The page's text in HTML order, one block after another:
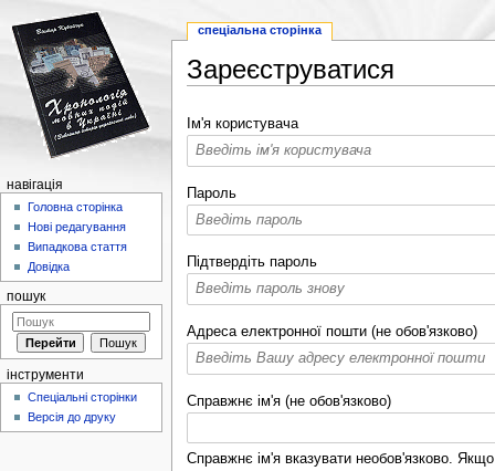
Зареєструватися
Ім'я користувача
Пароль
Підтвердіть пароль
Адреса електронної пошти (не обов'язково)
Справжнє ім'я (не обов'язково)
Справжнє ім'я вказувати необов'язково. Якщо
спеціальна сторінка
навігація
Головна сторінка
Нові редагування
Випадкова стаття
Довідка
пошук
інструменти
Спеціальні сторінки
Версія до друку